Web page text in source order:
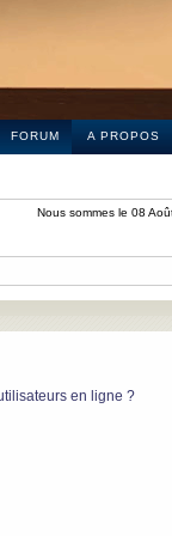
FORUM A PROPOS
Nous sommes le 08
en ligne ?